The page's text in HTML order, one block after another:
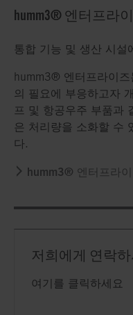
humm3® 엔터프라
통합 기능 및 생산 시설
humm3® 엔터프라이
의 필요에 부응하고자
프 및 항공우주 부품과
은 처리량을 소화할 수
다.
humm3® 엔터프라이
저희에게 연락
여기를 클릭하세요